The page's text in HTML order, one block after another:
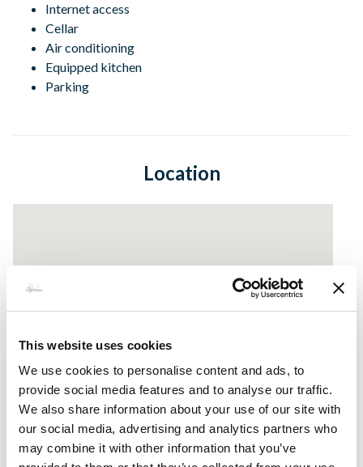
This website uses cookies
We use cookies to personalise content and ads, to
provide social media features and to analyse our traffic.
We also share information about your use of our site with
our social media, advertising and analytics partners who
may combine it with other information that you’ve
Internet access
Cellar
Air conditioning
Equipped kitchen
Parking
Location